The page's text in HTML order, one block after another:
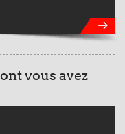
vous avez